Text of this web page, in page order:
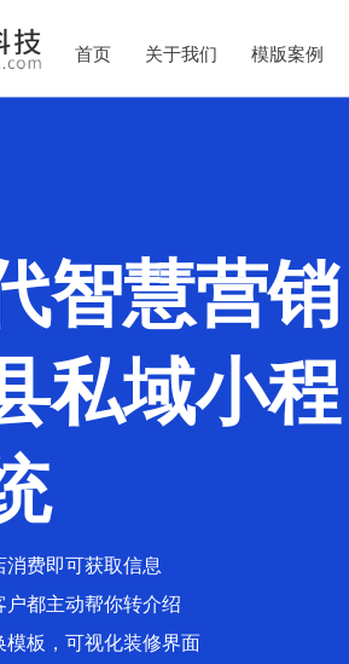
首页 关于我们 模版案例
智慧营销
私域小程
消费即可获取信息
户都主动帮你转介绍
模板，可视化装修界面